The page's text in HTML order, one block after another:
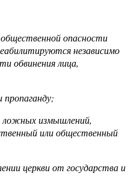
опасности
независимо
обвинения лица,
ложных измышлений,
или общественный
церкви от государства и